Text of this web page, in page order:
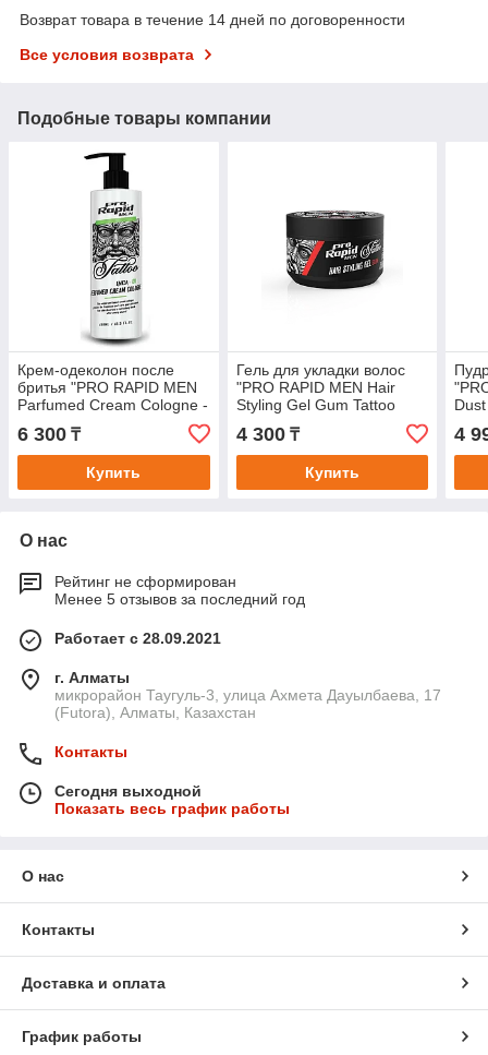
Возврат товара в течение 14 дней по договоренности
Все условия возврата
Подобные товары компании
Крем-одеколон после
бритья "PRO RAPID MEN
Parfumed Cream Cologne -
Inca 01 Tattoo Series" для
любого типа
6 300 ₸
Купить
Гель для укладки волос
"PRO RAPID MEN Hair
Styling Gel Gum Tattoo
Series" экстра сильной
фиксации с эффектом
4 300₸
Купить
4
О нас
Рейтинг не сформирован
Менее 5 отзывов за последний год
Работает с 28.09.2021
г. Алматы
микрорайон Таугуль-3, улица Ахмета Дауылбаева, 17
(Futora), Алматы, Казахстан
Контакты
Сегодня выходной
Показать весь график работы
О нас
Контакты
Доставка и оплата
График работы